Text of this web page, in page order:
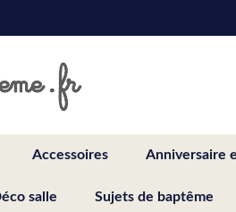
Accessoires Anniversaire
salle Sujets de baptême